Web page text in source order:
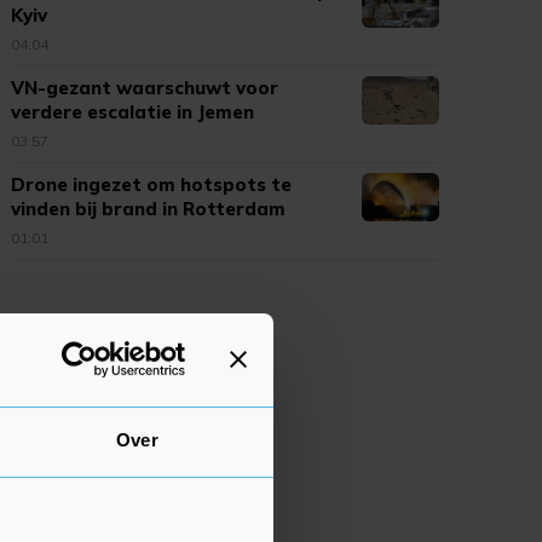
Over
Kyiv
04:04
VN-gezant waarschuwt voor
verdere escalatie in Jemen
03:57
Drone ingezet om hotspots te
vinden bij brand in Rotterdam
01:01